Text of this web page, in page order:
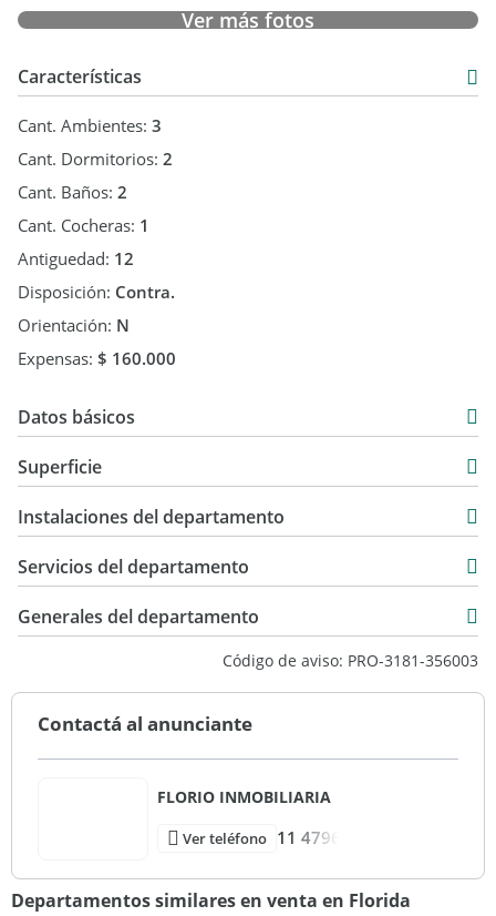
Florio Inmobiliaria | Av. Maipú 2236 Olivos Pdo. de Vte. López
| CMCPSI Mat. No 4167 | CUCICBA Mat. No 6780
Ver más fotos
Características
Cant. Ambientes: 3
Cant. Dormitorios: 2
Cant. Baños: 2
Cant. Cocheras: 1
Antiguedad: 12
Disposición: Contra.
Orientación: N
Expensas: $ 160.000
Datos básicos
Venta
USD 200.000
Superficie
78 m2
Instalaciones del departamento
Servicios del departamento
Generales del departamento
Código de aviso: PRO-3181-356003
Contactá al anunciante
FLORIO INMOBILIARIA
Ver teléfono 11 4796
Departamentos similares en venta en Florida